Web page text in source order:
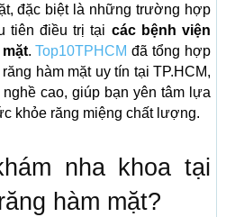
đặc biệt là những trường hợp
tiên điều trị tại các bệnh viện
.Top10TPHCM đã tổng hợp
hàm mặt uy tín tại TP.HCM,
cao, giúp bạn yên tâm lựa
khỏe răng miệng chất lượng.
nha khoa tại
hàm mặt?